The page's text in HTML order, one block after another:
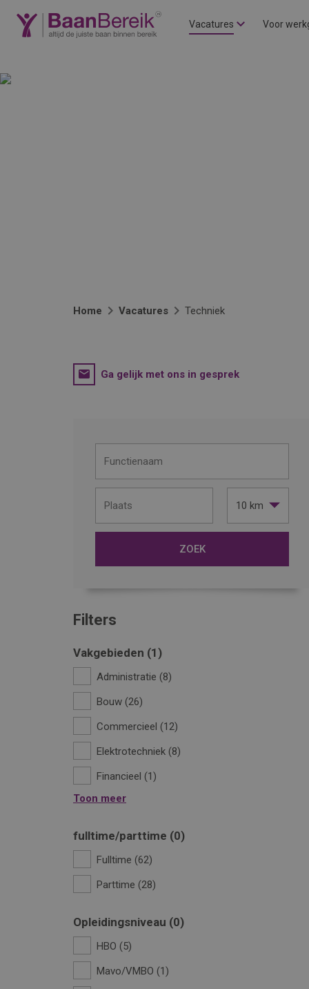
Vacatures Voor
Home Vacatures Techniek
Ga gelijk met ons in gesprek
10 km
Filters
Vakgebieden 1
Administratie
8
Bouw 26
Commercieel
12
Elektrotechniek 8
Financieel
1
Toon meer
fulltime/parttime 0
Fulltime 62
Parttime 28
Opleidingsniveau 0
HBO
5
Mavo/VMBO
1